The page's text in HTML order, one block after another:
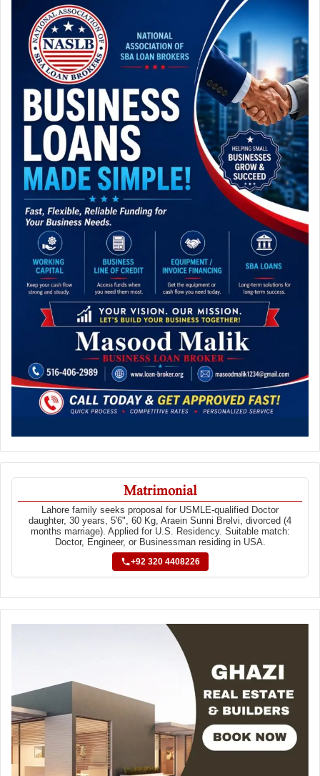
Matrimonial
Lahore family seeks proposal for USMLE-qualified Doctor
daughter, 30 years, 5'6", 60 Kg, Araein Sunni Brelvi, divorced (4
months marriage). Applied for U.S. Residency. Suitable match:
Doctor, Engineer, or Businessman residing in USA.
+92 320 4408226